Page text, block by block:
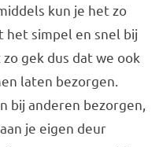
kun je het zo
het simpel en snel bij
gek dus dat we ook
laten bezorgen.
bij anderen bezorgen,
je eigen deur